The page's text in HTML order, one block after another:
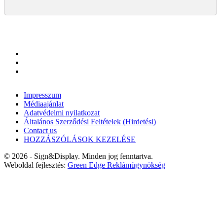
Impresszum
Médiaajánlat
Adatvédelmi nyilatkozat
Általános Szerződési Feltételek (Hirdetési)
Contact us
HOZZÁSZÓLÁSOK KEZELÉSE
© 2026 - Sign&Display. Minden jog fenntartva.
Weboldal fejlesztés: Green Edge Reklámügynökség